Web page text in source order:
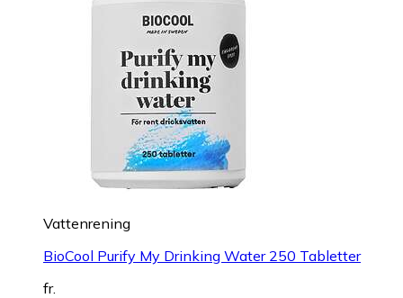
Vattenrening
BioCool Purify My Drinking Water 250 Tabletter
fr.